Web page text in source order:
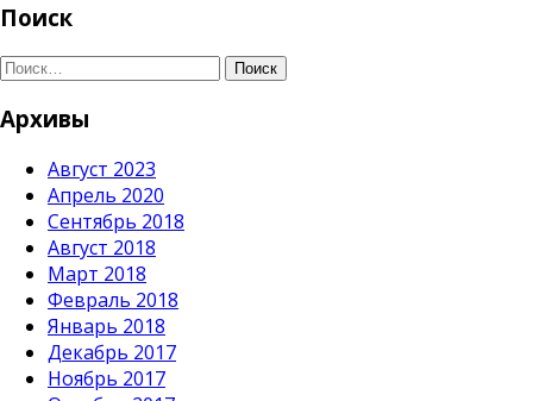
Поиск
Поиск
Архивы
Август 2023
Апрель 2020
Сентябрь 2018
Август 2018
Март 2018
Февраль 2018
Январь 2018
Декабрь 2017
Ноябрь 2017